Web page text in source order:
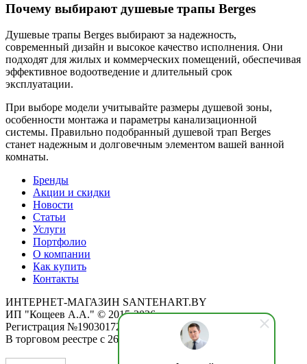
Почему выбирают душевые трапы Berges
Душевые трапы Berges выбирают за надежность,
современный дизайн и высокое качество исполнения. Они
подходят для жилых и коммерческих помещений, обеспечивая
эффективное водоотведение и длительный срок
эксплуатации.
При выборе модели учитывайте размеры душевой зоны,
особенности монтажа и параметры канализационной
системы. Правильно подобранный душевой трап Berges
станет надежным и долговечным элементом вашей ванной
комнаты.
Бренды
Акции и скидки
Новости
Статьи
Услуги
Портфолио
О компании
Как купить
Контакты
ИНТЕРНЕТ-МАГАЗИН SANTEHART.BY
ИП "Кощеев А.А." © 2015-2026
Регистрация №190301725 от 12.02.2015
В торговом реестре с 26.11.2019